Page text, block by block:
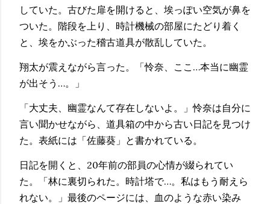
していた。古びた扉を開けると、埃っぽい空気が鼻を
ついた。階段を上り、時計機械の部屋にたどり着く
と、埃をかぶった稽古道具が散乱していた。
翔太が震えながら言った。「怜奈、ここ…本当に幽霊
が出そう…。」
「大丈夫、幽霊なんて存在しないよ。」怜奈は自分に
言い聞かせながら、道具箱の中から古い日記を見つけ
た。表紙には「佐藤葵」と書かれている。
日記を開くと、20年前の部員の心情が綴られてい
た。「林に裏切られた。時計塔で…。私はもう耐えら
れない。」最後のページには、血のような赤い染み